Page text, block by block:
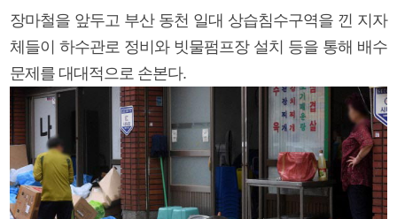
장마철을 앞두고 부산 동천 일대 상습침수구역을 낀 지자
체들이 하수관로 정비와 빗물펌프장 설치 등을 통해 배수
문제를 대대적으로 손본다.